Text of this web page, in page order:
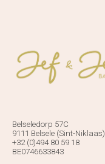
Belseledorp 57C
9111 Belsele (Sint-Niklaas)
+32 (0)494 80 59 18
BE0746633843